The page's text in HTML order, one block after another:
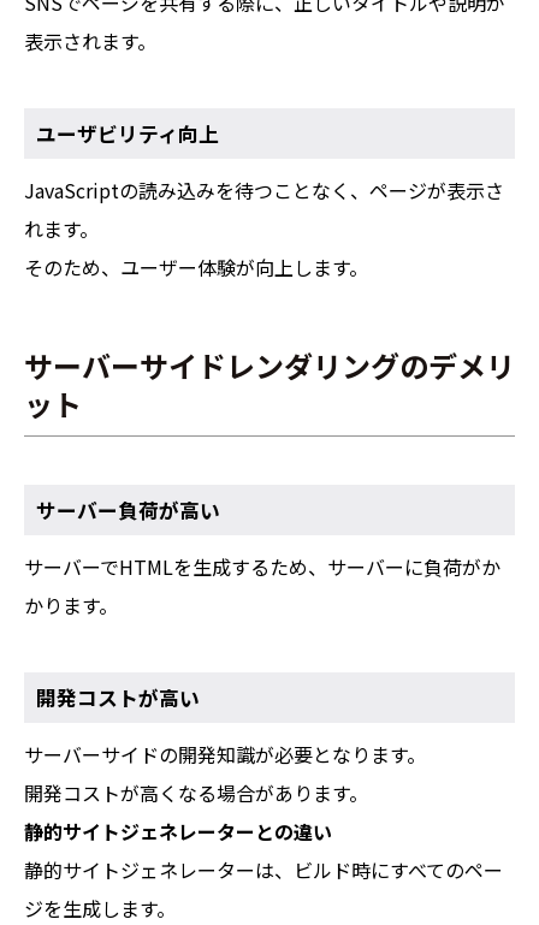
表示されます。
ユーザビリティ向上
JavaScriptの読み込みを待つことなく、ページが表示さ
れます。
そのため、ユーザー体験が向上します。
サーバーサイドレンダリングのデメリ
ット
サーバー負荷が高い
サーバーでHTMLを生成するため、サーバーに負荷がか
かります。
開発コストが高い
サーバーサイドの開発知識が必要となります。
開発コストが高くなる場合があります。
静的サイトジェネレーターとの違い
静的サイトジェネレーターは、ビルド時にすべてのペー
ジを生成します。